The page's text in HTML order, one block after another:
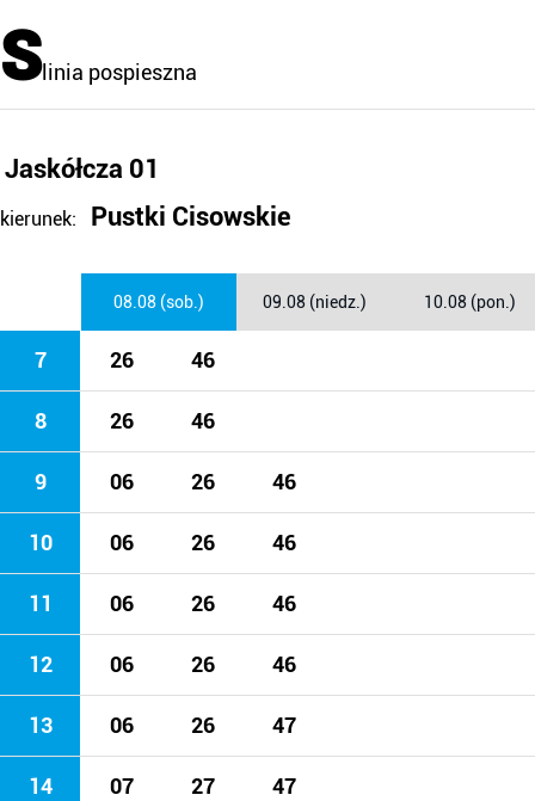
Slinia pospieszna
Jaskółcza 01
kierunek: Pustki Cisowskie
08.08 (sob.) 09.08 (niedz.) 10.08 (pon.)
7 26 46
8 26 46
9 06 26 46
10 06 26 46
11 06 26 46
12 06 26 46
13 06 26 47
14 07 27 47